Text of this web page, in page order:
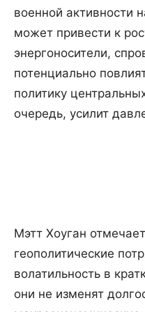
военной активности
может привести к
энергоносители,
потенциально
политику
очередь, усилит
Мэтт Хоуган
геополитические
волатильность в
они не изменят